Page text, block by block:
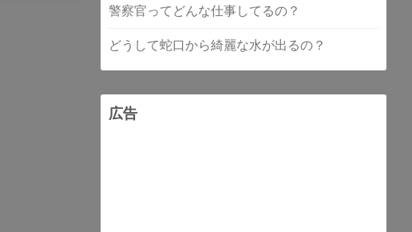
警察官ってどんな仕事してるの？
どうして蛇口から綺麗な水が出るの？
広告